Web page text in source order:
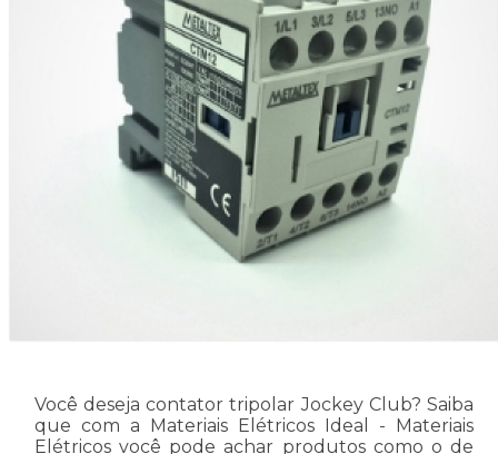
Você deseja contator tripolar Jockey Club? Saiba
que com a Materiais Elétricos Ideal - Materiais
Elétricos você pode achar produtos como o de